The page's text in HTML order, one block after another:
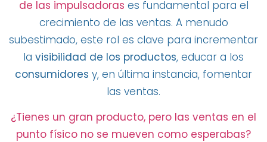
de las impulsadoras es fundamental para el
crecimiento de las ventas. A menudo
subestimado, este rol es clave para incrementar
la visibilidad de los productos, educar a los
consumidores y, en última instancia, fomentar
las ventas.
¿Tienes un gran producto, pero las ventas en el
punto físico no se mueven como esperabas?